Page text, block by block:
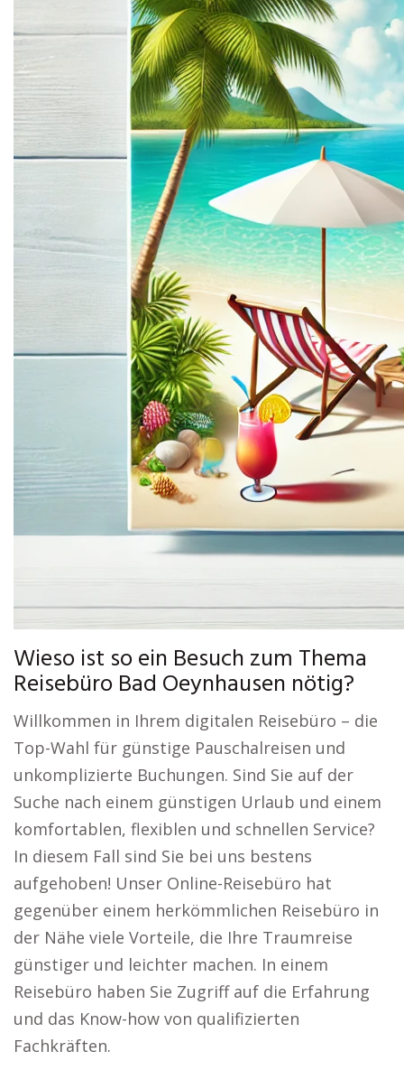
Wieso ist so ein Besuch zum Thema
Reisebüro Bad Oeynhausen nötig?
Willkommen in Ihrem digitalen Reisebüro – die
Top-Wahl für günstige Pauschalreisen und
unkomplizierte Buchungen. Sind Sie auf der
Suche nach einem günstigen Urlaub und einem
komfortablen, flexiblen und schnellen Service?
In diesem Fall sind Sie bei uns bestens
aufgehoben! Unser Online-Reisebüro hat
gegenüber einem herkömmlichen Reisebüro in
der Nähe viele Vorteile, die Ihre Traumreise
günstiger und leichter machen. In einem
Reisebüro haben Sie Zugriff auf die Erfahrung
und das Know-how von qualifizierten
Fachkräften.